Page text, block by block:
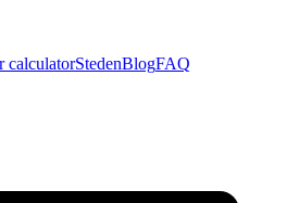
calculatorStedenBlogFAQ